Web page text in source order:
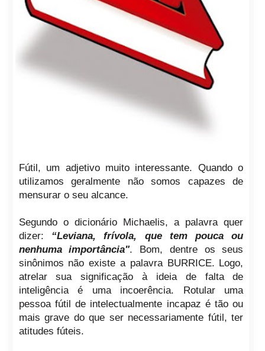
Fútil, um adjetivo muito interessante. Quando o
utilizamos geralmente não somos capazes de
mensurar o seu alcance.
Segundo o dicionário Michaelis, a palavra quer
dizer: “Leviana, frívola, que tem pouca ou
nenhuma importância". Bom, dentre os seus
sinônimos não existe a palavra BURRICE. Logo,
atrelar sua significação à ideia de falta de
inteligência é uma incoerência. Rotular uma
pessoa fútil de intelectualmente incapaz é tão ou
mais grave do que ser necessariamente fútil, ter
atitudes fúteis.